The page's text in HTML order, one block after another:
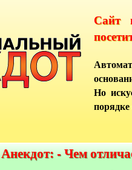
Сайт
Но
Анекдот: - Чем
Анекдот: - Чем